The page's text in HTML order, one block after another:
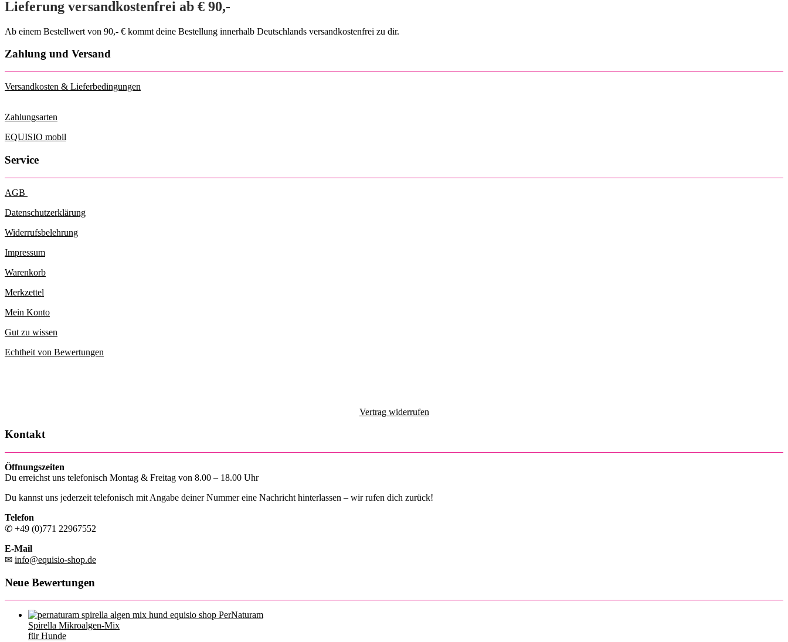
Lieferung versandkostenfrei ab € 90,-
Ab einem Bestellwert von 90,- € kommt deine Bestellung innerhalb Deutschlands versandkostenfrei zu dir.
Zahlung und Versand
Versandkosten & Lieferbedingungen
Zahlungsarten
EQUISIO mobil
Service
AGB
Datenschutzerklärung
Widerrufsbelehrung
Impressum
Warenkorb
Merkzettel
Mein Konto
Gut zu wissen
Echtheit von Bewertungen
Vertrag widerrufen
Kontakt
Öffnungszeiten
Du erreichst uns telefonisch Montag & Freitag von 8.00 – 18.00 Uhr
Du kannst uns jederzeit telefonisch mit Angabe deiner Nummer eine Nachricht hinterlassen – wir rufen dich zurück!
Telefon
✆ +49 (0)771 22967552
E-Mail
✉ info@equisio-shop.de
Neue Bewertungen
PerNaturam
Spirella Mikroalgen-Mix
für Hunde